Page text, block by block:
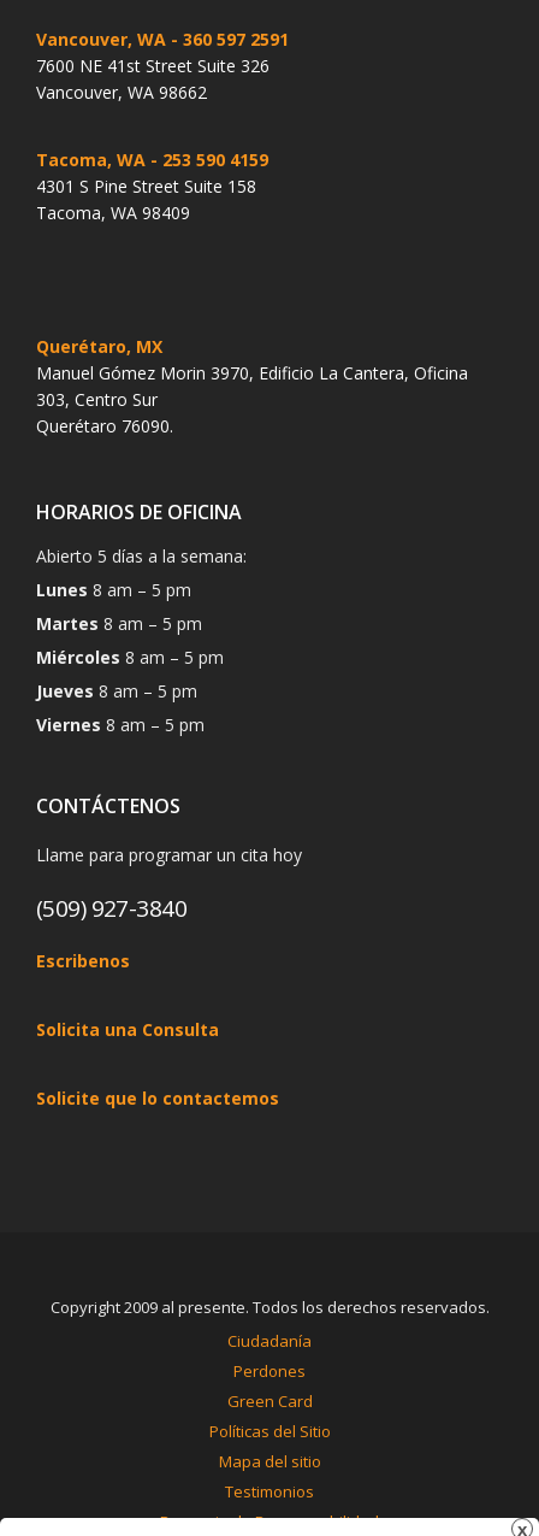
Vancouver, WA - 360 597 2591
7600 NE 41st Street Suite 326
Vancouver, WA 98662
Tacoma, WA - 253 590 4159
4301 S Pine Street Suite 158
Tacoma, WA 98409
Querétaro, MX
Manuel Gómez Morin 3970, Edificio La Cantera, Oficina
303, Centro Sur
Querétaro 76090.
HORARIOS DE OFICINA
Abierto 5 días a la semana:
Lunes 8 am – 5 pm
Martes 8 am – 5 pm
Miércoles 8 am – 5 pm
Jueves 8 am – 5 pm
Viernes 8 am – 5 pm
CONTÁCTENOS
Llame para programar un cita hoy
(509) 927-3840
Escribenos
Solicita una Consulta
Solicite que lo contactemos
Copyright 2009 al presente. Todos los derechos reservados.
Ciudadanía
Perdones
Green Card
Políticas del Sitio
Mapa del sitio
Testimonios
Renuncia de Responsabilidad